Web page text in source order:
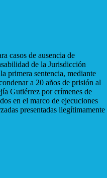
casos de ausencia de
de la Jurisdicción
primera sentencia, mediante
a 20 años de prisión al
Gutiérrez por crímenes de
en el marco de ejecuciones
presentadas ilegítimamente